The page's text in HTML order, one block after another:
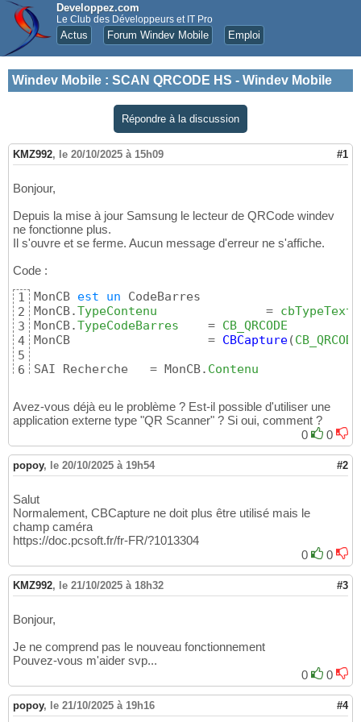
Developpez.com
Le Club des Développeurs et IT Pro
Actus Forum Windev Mobile Emploi
Windev Mobile : SCAN QRCODE HS - Windev Mobile
Répondre à la discussion
KMZ992, le 20/10/2025 à 15h09 #1
Bonjour,
Depuis la mise à jour Samsung le lecteur de QRCode windev
ne fonctionne plus.
Il s'ouvre et se ferme. Aucun message d'erreur ne s'affiche.
Code :
1
2
3
4
5
6
MonCB est un CodeBarres
MonCB.TypeContenu
		=
cbTypeTexte
MonCB.TypeCodeBarres
	=
CB_QRCODE
MonCB			= CBCapture(CB_QRCODE
SAI_Recherche	= MonCB. Contenu
Avez-vous déjà eu le problème ? Est-il possible d'utiliser une
application externe type "QR Scanner" ? Si oui, comment ?
0
0
popoy, le 20/10/2025 à 19h54 #2
Salut
Normalement, CBCapture ne doit plus être utilisé mais le
champ caméra
https://doc.pcsoft.fr/fr-FR/?1013304
0
0
KMZ992, le 21/10/2025 à 18h32 #3
Bonjour,
Je ne comprend pas le nouveau fonctionnement
Pouvez-vous m'aider svp...
0
0
popoy, le 21/10/2025 à 19h16 #4